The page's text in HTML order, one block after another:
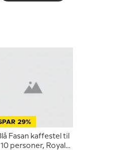
29%
Fasan kaffestel til
10 personer, Royal